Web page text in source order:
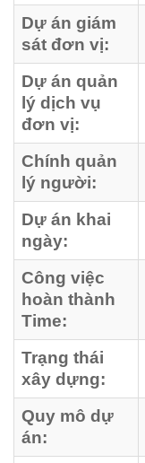
Dự án giám
sát đơn vị:
Dự án quản
lý dịch vụ
đơn vị:
Chính quản
lý người:
Dự án khai
ngày:
Công việc
hoàn thành
Time:
Trạng thái
xây dựng:
Quy mô dự
án: